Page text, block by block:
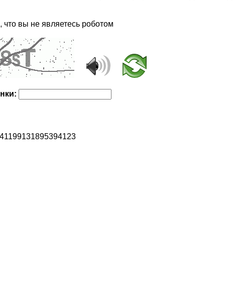
вы не являетесь роботом